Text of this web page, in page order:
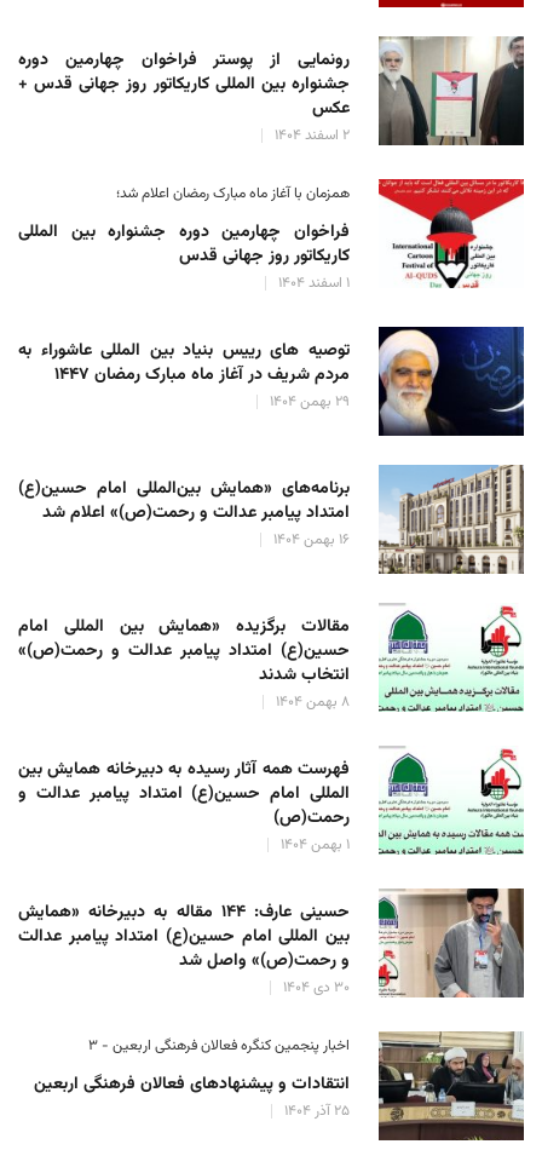
رونمایی از پوستر فراخوان چهارمین دوره
جشنواره بین المللی کاریکاتور روز جهانی قدس +
عکس
۲ اسفند ۱۴۰۴
همزمان با آغاز ماه مبارک رمضان اعلام شد؛
فراخوان چهارمین دوره جشنواره بین المللی
کاریکاتور روز جهانی قدس
۱ اسفند ۱۴۰۴
توصیه های رییس بنیاد بین المللی عاشوراء به
مردم شریف در آغاز ماه مبارک رمضان ۱۴۴۷
۲۹ بهمن ۱۴۰۴
برنامه‌های «همایش بین‌المللی امام حسین(ع)
امتداد پیامبر عدالت و رحمت(ص)» اعلام شد
۱۶ بهمن ۱۴۰۴
مقالات برگزیده «همایش بین المللی امام
حسین(ع) امتداد پیامبر عدالت و رحمت(ص)»
انتخاب شدند
۸ بهمن ۱۴۰۴
فهرست همه آثار رسیده به دبیرخانه همایش بین
المللی امام حسین(ع) امتداد پیامبر عدالت و
رحمت(ص)
۱ بهمن ۱۴۰۴
حسینی عارف: ۱۴۴ مقاله به دبیرخانه «همایش
بین المللی امام حسین(ع) امتداد پیامبر عدالت
و رحمت(ص)» واصل شد
۳۰ دی ۱۴۰۴
اخبار پنجمین کنگره فعالان فرهنگی اربعین - ۳
انتقادات و پیشنهادهای فعالان فرهنگی اربعین
۲۵ آذر ۱۴۰۴